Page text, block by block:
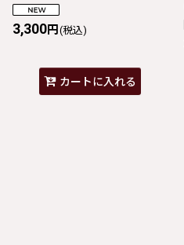
3,300円 (税込)
カートに入れる